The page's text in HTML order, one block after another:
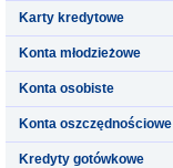
Karty kredytowe
Konta młodzieżowe
Konta osobiste
Konta oszczędnościowe
Kredyty gotówkowe